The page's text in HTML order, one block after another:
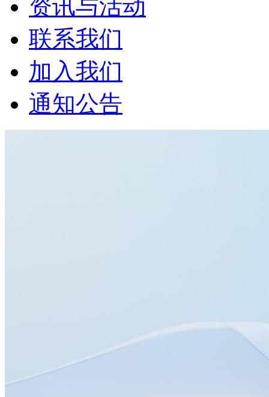
资讯与活动
联系我们
加入我们
通知公告